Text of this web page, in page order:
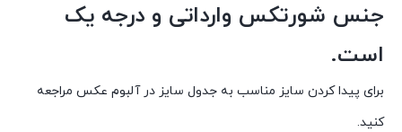
جنس شورتکس وارداتی و درجه یک
است.
برای پیدا کردن سایز مناسب به جدول سایز در آلبوم عکس مراجعه
کنید.